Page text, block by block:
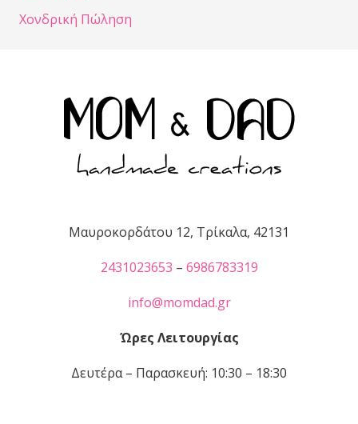
Χονδρική Πώληση
Μαυροκορδάτου 12, Τρίκαλα, 42131
2431023653 – 6986783319
info@momdad.gr
Ώρες Λειτουργίας
Δευτέρα – Παρασκευή: 10:30 – 18:30